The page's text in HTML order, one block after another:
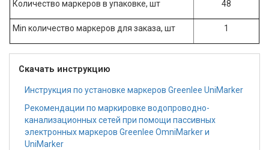
Количество маркеров в упаковке, шт 48
Мin количество маркеров для заказа, шт 1
Скачать инструкцию
Инструкция по установке маркеров Greenlee UniMarker
Рекомендации по маркировке водопроводно-
канализационных сетей при помощи пассивных
электронных маркеров Greenlee OmniMarker и
UniMarker